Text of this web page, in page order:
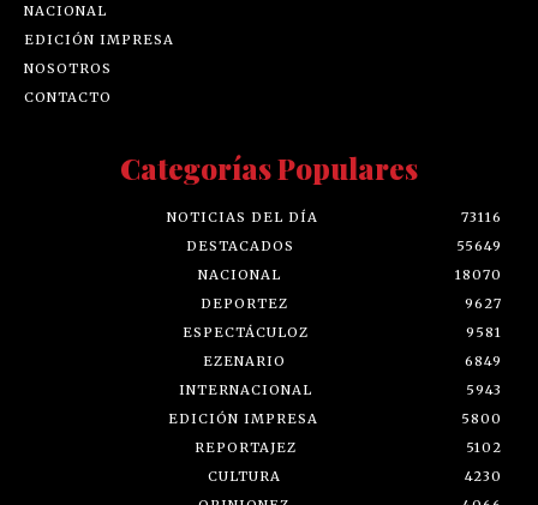
NACIONAL
EDICIÓN IMPRESA
NOSOTROS
CONTACTO
Categorías Populares
NOTICIAS DEL DÍA
73116
DESTACADOS
55649
NACIONAL
18070
DEPORTEZ
9627
ESPECTÁCULOZ
9581
EZENARIO
6849
INTERNACIONAL
5943
EDICIÓN IMPRESA
5800
REPORTAJEZ
5102
CULTURA
4230